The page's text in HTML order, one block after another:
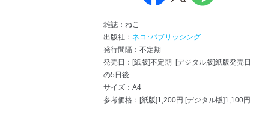
雑誌：ねこ
出版社： ネコ･パブリッシング
発行間隔：不定期
発売日：[紙版]不定期 [デジタル版]紙版発売日
の5日後
サイズ：A4
参考価格：[紙版]1,200円 [デジタル版]1,100円